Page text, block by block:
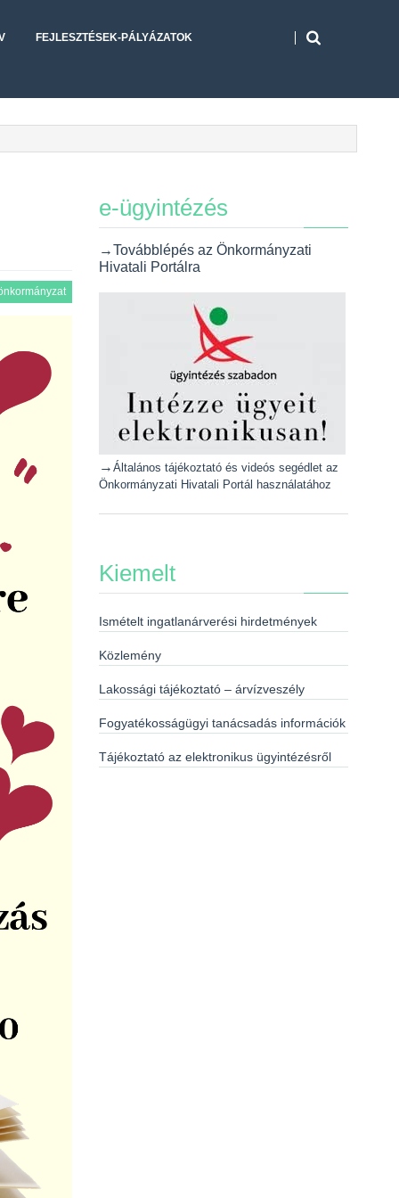
FEJLESZTÉSEK-PÁLYÁZATOK
e-ügyintézés
→Továbblépés az Önkormányzati
Hivatali Portálra
→ Általános tájékoztató és videós segédlet az
Önkormányzati Hivatali Portál használatához
Kiemelt
Ismételt ingatlanárverési hirdetmények
Közlemény
Lakossági tájékoztató – árvízveszély
Fogyatékosságügyi tanácsadás információk
Tájékoztató az elektronikus ügyintézésről